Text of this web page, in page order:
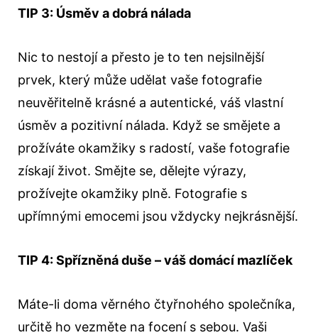
TIP 3: Úsměv a dobrá nálada
Nic to nestojí a přesto je to ten nejsilnější
prvek, který může udělat vaše fotografie
neuvěřitelně krásné a autentické, váš vlastní
úsměv a pozitivní nálada. Když se smějete a
prožíváte okamžiky s radostí, vaše fotografie
získají život. Smějte se, dělejte výrazy,
prožívejte okamžiky plně. Fotografie s
upřímnými emocemi jsou vždycky nejkrásnější.
TIP 4: Spřízněná duše – váš domácí mazlíček
Máte-li doma věrného čtyřnohého společníka,
určitě ho vezměte na focení s sebou. Vaši